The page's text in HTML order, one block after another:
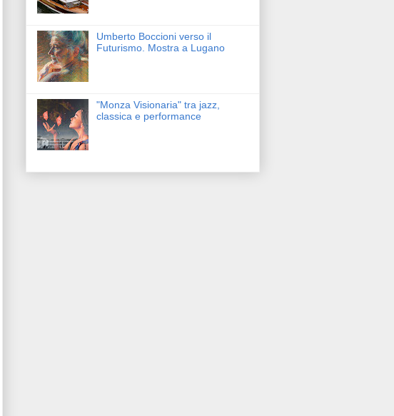
Umberto Boccioni verso il
Futurismo. Mostra a Lugano
"Monza Visionaria" tra jazz,
classica e performance